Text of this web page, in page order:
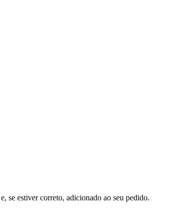
se estiver correto, adicionado ao seu pedido.